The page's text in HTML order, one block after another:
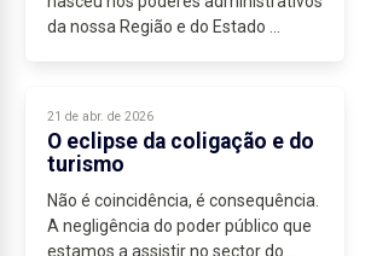
da nossa Região e do Estado
alpaca, burocratas...
21 de abr. de 2026
O eclipse da coligação e do
turismo
Não é coincidência, é consequência.
A negligência do poder público que
estamos a assistir no sector do